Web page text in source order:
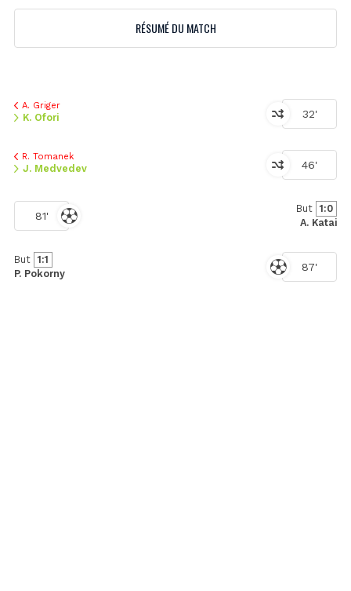
RÉSUMÉ DU MATCH
32'
A. Griger
K. Ofori
46'
R. Tomanek
J. Medvedev
81'
But 1:0
A. Katai
87'
But 1:1
P. Pokorny